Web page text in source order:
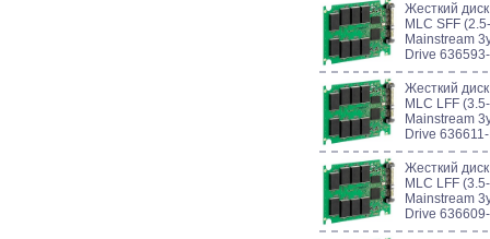
Жесткий
MLC SFF
Mainstream
Drive
Жесткий
MLC LFF
Mainstream
Drive
Жесткий
MLC LFF
Mainstream
Drive